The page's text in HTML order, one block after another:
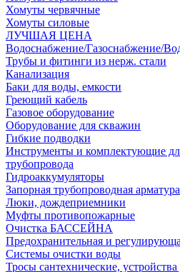
Хомуты червячные
Хомуты силовые
ЛУЧШАЯ ЦЕНА
Водоснабжение/Газоснабжение/
Трубы и фитинги из нерж. стали
Канализация
Баки для воды, емкости
Греющий кабель
Газовое оборудование
Оборудование для скважин
Гибкие подводки
Инструменты и комплектующие
трубопровода
Гидроаккумуляторы
Запорная трубопроводная арматура
Люки, дождеприемники
Муфты противопожарные
Очистка БАССЕЙНА
Предохранительная и
Системы очистки воды
Тросы сантехнические,